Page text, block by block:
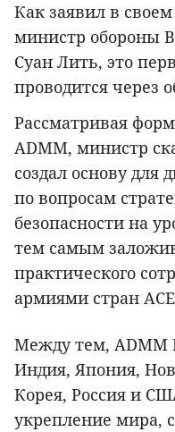
Как заявил в
министр обороны
Суан Лить, это
проводится через
Рассматривая
ADMM, министр
создал основу для
по вопросам
безопасности на
тем самым
практического
армиями стран
Между тем, ADMM
Индия, Япония,
Корея, Россия и
укрепление мира,